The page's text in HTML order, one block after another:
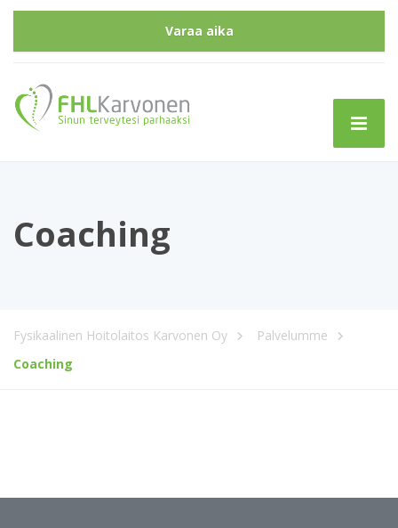
Varaa aika
Coaching
Fysikaalinen Hoitolaitos Karvonen Oy
Palvelumme
Coaching